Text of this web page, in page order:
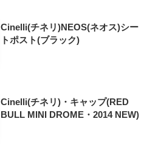
Cinelli(チネリ)NEOS(ネオス)シー
トポスト(ブラック)
Cinelli(チネリ)・キャップ(RED
BULL MINI DROME・2014 NEW)